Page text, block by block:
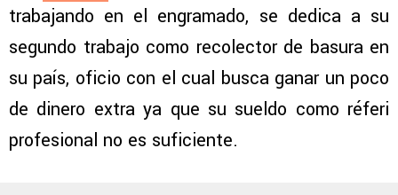
trabajando en el engramado, se dedica a su
segundo trabajo como recolector de basura en
su país, oficio con el cual busca ganar un poco
de dinero extra ya que su sueldo como réferi
profesional no es suficiente.